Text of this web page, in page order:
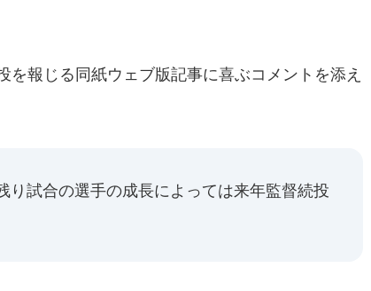
報じる同紙ウェブ版記事に喜ぶコメントを添え
り試合の選手の成長によっては来年監督続投